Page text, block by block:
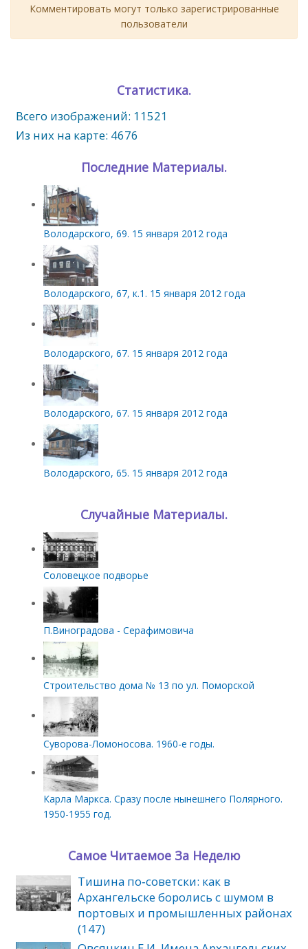
Комментировать могут только зарегистрированные
пользователи
Статистика.
Всего изображений: 11521
Из них на карте: 4676
Последние Материалы.
Володарского, 69. 15 января 2012 года
Володарского, 67, к.1. 15 января 2012 года
Володарского, 67. 15 января 2012 года
Володарского, 67. 15 января 2012 года
Володарского, 65. 15 января 2012 года
Случайные Материалы.
Соловецкое подворье
П.Виноградова - Серафимовича
Строительство дома № 13 по ул. Поморской
Суворова-Ломоносова. 1960-е годы.
Карла Маркса. Сразу после нынешнего Полярного.
1950-1955 год.
Самое Читаемое За Неделю
Тишина по‑советски: как в
Архангельске боролись с шумом в
портовых и промышленных районах
(147)